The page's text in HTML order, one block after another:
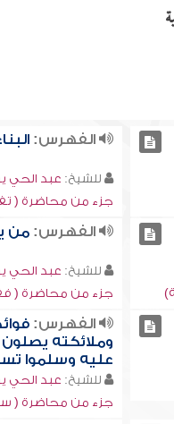
الفهرس:
للشيخ: عبد الحي
جزء من محاضرة (
الفهرس: من
للشيخ: عبد الحي
جزء من محاضرة (
الفهرس:
وملائكته يصلون
عليه وسلموا
للشيخ: عبد الحي
جزء من محاضرة ( سورة